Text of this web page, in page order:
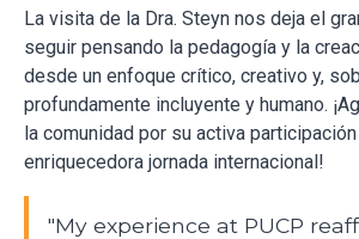
La visita de la Dra. Steyn nos deja el
seguir pensando la pedagogía y la
desde un enfoque crítico, creativo y,
profundamente incluyente y humano.
la comunidad por su activa
enriquecedora jornada internacional!
"My experience at PUCP